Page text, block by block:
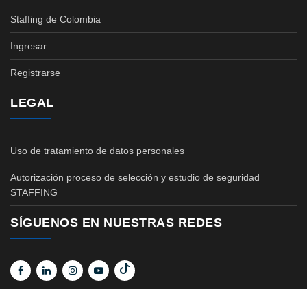
Staffing de Colombia
Ingresar
Registrarse
LEGAL
Uso de tratamiento de datos personales
Autorización proceso de selección y estudio de seguridad
STAFFING
SÍGUENOS EN NUESTRAS REDES